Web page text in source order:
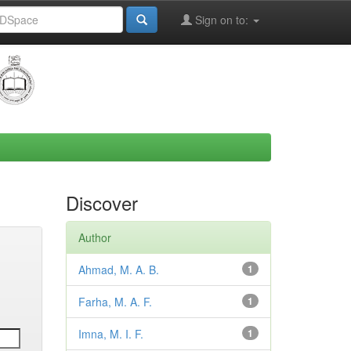
Sign on to:
Discover
Author
1
Ahmad, M. A. B.
1
Farha, M. A. F.
1
Imna, M. I. F.